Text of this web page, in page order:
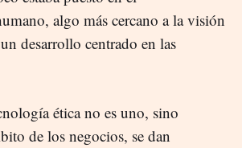
algo más cercano a la visión
desarrollo centrado en las
ética no es uno, sino
de los negocios, se dan